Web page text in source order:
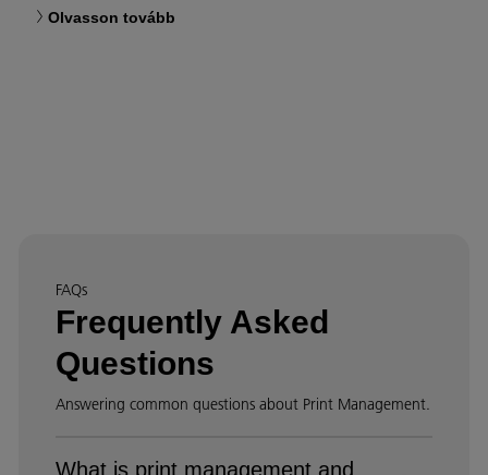
Olvasson tovább
FAQs
Frequently Asked
Questions
Answering common questions about Print Management.
What is print management and